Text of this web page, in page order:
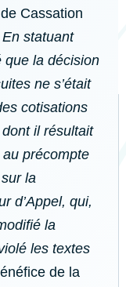
Cassation
En statuant
que la décision
ne s’était
cotisations
il résultait
au précompte
la
d’Appel, qui,
la
les textes
de la